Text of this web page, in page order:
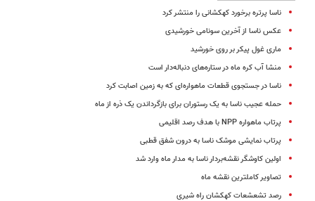
ناسا پرتره برخورد کهکشانی را منتشر کرد
عکس ناسا از آخرین سونامی خورشیدی
ماری غول پیکر بر روی خورشید
منشا آب کره ماه در ستاره‌های دنباله‌دار است
ناسا در جستجوی قطعات ماهواره‌ای که به زمین اصابت کرد
حمله عجیب ناسا به یک رستوران برای بازگرداندن یک ذره از ماه
پرتاب ماهواره NPP با هدف رصد اقلیمی
پرتاب نمایشی موشک ناسا به درون شفق قطبی
اولین کاوشگر نقشه‌بردار ناسا به مدار ماه وارد شد
تصاویر کاملترین نقشه ماه
رصد تشعشعات کهکشان راه شیری